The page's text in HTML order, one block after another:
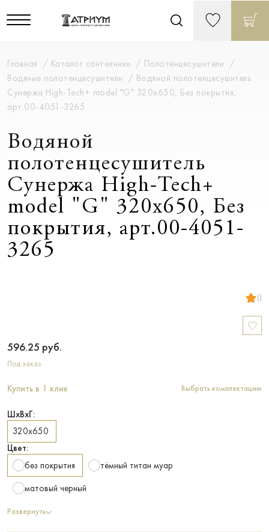
Главная Каталог сантехники
Полотенцесушители
Водяные полотенцесушители
Водяной полотенцесушитель
Сунержа High-Tech+ model "G" 320х650, Без покрытия,
арт.00-4051-3265
Водяной
полотенцесушитель
Сунержа High-Tech+
model "G" 320х650, Без
покрытия, арт.00-4051-
3265
()
596.25 руб.
Под заказ
Купить в 1 клик Выбрать комплектацию
ШхВхГ:
320х650
Цвет:
без покрытия
тёмный титан муар
матовый черный
Развернуть